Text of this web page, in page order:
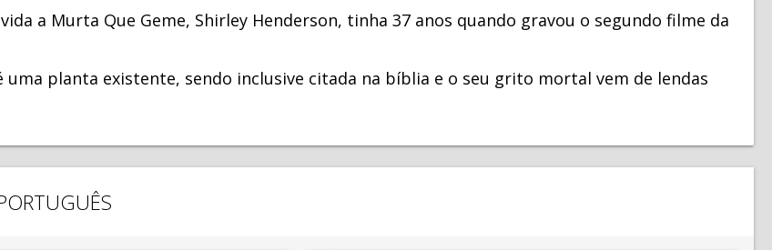
a Murta Que Geme, Shirley Henderson, tinha 37 anos quando gravou o segundo filme da
uma planta existente, sendo inclusive citada na bíblia e o seu grito mortal vem de lendas